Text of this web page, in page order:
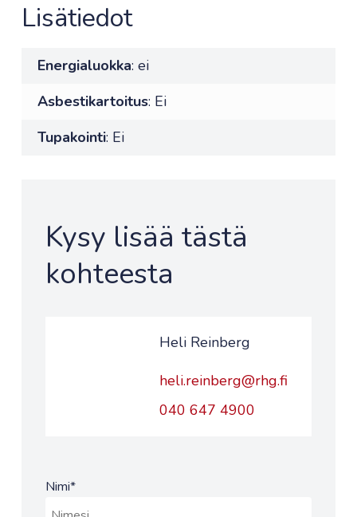
Lisätiedot
Energialuokka: ei
Asbestikartoitus: Ei
Tupakointi: Ei
Kysy lisää tästä
kohteesta
Heli Reinberg
heli.reinberg@rhg.fi
040 647 4900
Nimi*